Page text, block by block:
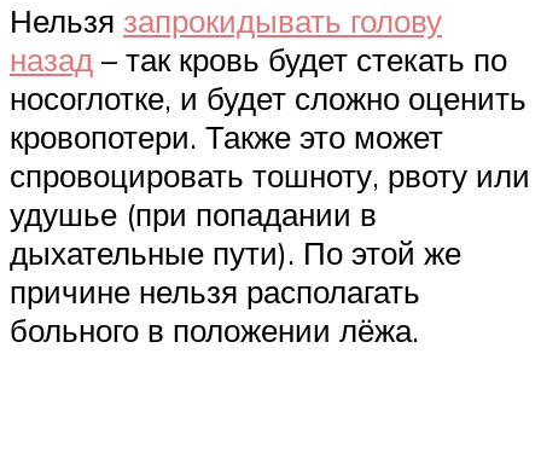
Нельзя запрокидывать голову
назад – так кровь будет стекать по
носоглотке, и будет сложно оценить
кровопотери. Также это может
спровоцировать тошноту, рвоту или
удушье (при попадании в
дыхательные пути). По этой же
причине нельзя располагать
больного в положении лёжа.